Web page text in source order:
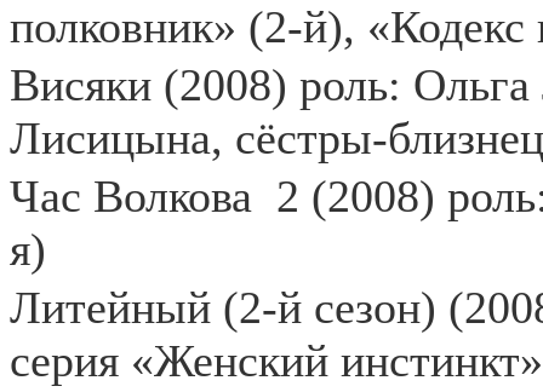
полковник» (2-й), «Кодекс
Висяки (2008) роль:
Лисицына, сёстры-
Час Волкова 2 (2008)
я)
Литейный (2-й сезон)
серия «Женский